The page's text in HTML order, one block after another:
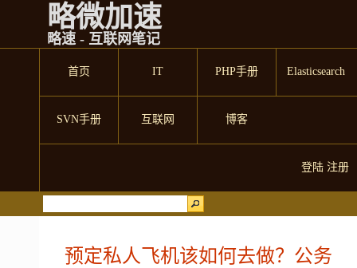
略微加速
略速 - 互联网笔记
首页 IT PHP手册 Elasticsearch
SVN手册 互联网 博客
登陆 注册
预定私人飞机该如何去做？公务